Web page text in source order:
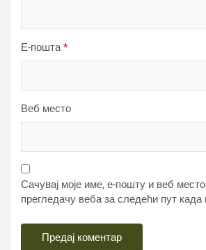
Е-пошта*
Веб место
Сачувај моје име, е-пошту и веб
прегледачу веба за следећи пут